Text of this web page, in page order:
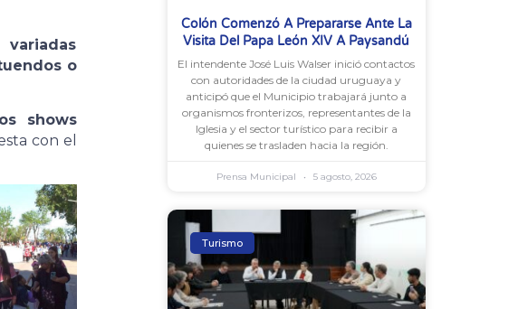
o
shows
con el
Colón Comenzó A Prepararse Ante La
Visita Del Papa León XIV A Paysandú
El intendente José Luis Walser inició contactos
con autoridades de la ciudad uruguaya y
anticipó que el Municipio trabajará junto a
organismos fronterizos, representantes de la
Iglesia y el sector turístico para recibir a
quienes se trasladen hacia la región.
Prensa Municipal 5 agosto, 2026
Turismo